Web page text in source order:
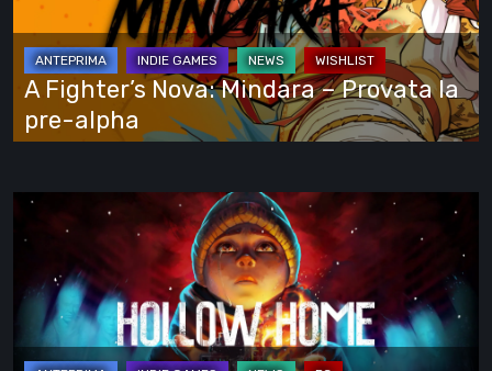
Provata
la
alpha
A Fighter’s Nova: Mindara – Provata la
pre-alpha
Hollow
Home
Anteprima:
l’ultimo
giorno